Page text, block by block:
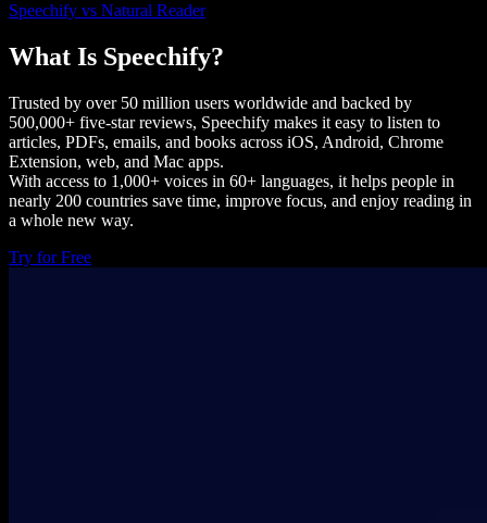
Speechify vs Natural Reader
What Is Speechify?
Trusted by over 50 million users worldwide and backed by
500,000+ five-star reviews, Speechify makes it easy to listen to
articles, PDFs, emails, and books across iOS, Android, Chrome
Extension, web, and Mac apps.
With access to 1,000+ voices in 60+ languages, it helps people in
nearly 200 countries save time, improve focus, and enjoy reading in
a whole new way.
Try for Free